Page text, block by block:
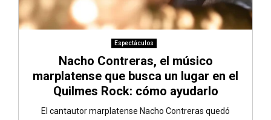
Espectáculos
Nacho Contreras, el músico
marplatense que busca un lugar en el
Quilmes Rock: cómo ayudarlo
El cantautor marplatense Nacho Contreras quedó